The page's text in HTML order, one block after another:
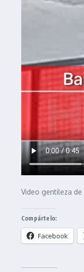
Video gentileza de
Compártelo:
Facebook